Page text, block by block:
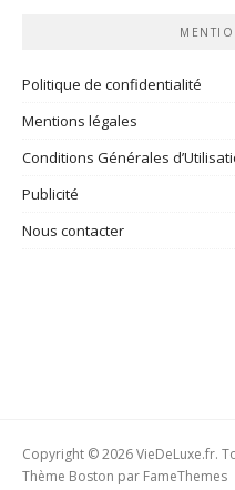
Politique de confidentialité
Mentions légales
Conditions Générales
Publicité
Nous contacter
Copyright © 2026 VieDeLuxe.fr.
Thème Boston par FameThemes